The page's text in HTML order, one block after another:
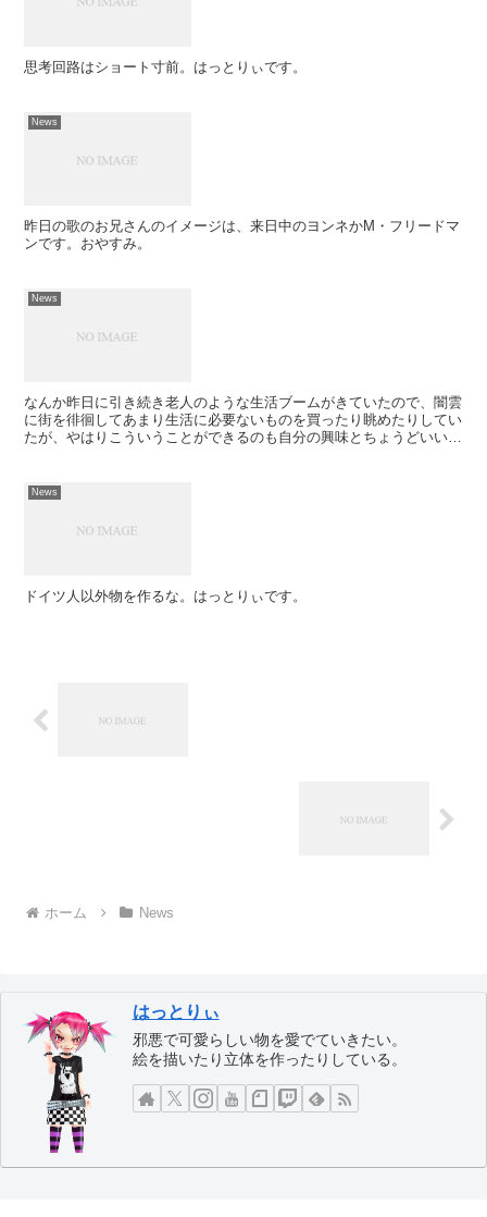
思考回路はショート寸前。はっとりぃです。
News
昨日の歌のお兄さんのイメージは、来日中のヨンネかM・フリードマ
ンです。おやすみ。
News
なんか昨日に引き続き老人のような生活ブームがきていたので、闇雲
に街を徘徊してあまり生活に必要ないものを買ったり眺めたりしてい
たが、やはりこういうことができるのも自分の興味とちょうどいい距
News
ドイツ人以外物を作るな。はっとりぃです。
ホーム News
はっとりぃ
邪悪で可愛らしい物を愛でていきたい。
絵を描いたり立体を作ったりしている。